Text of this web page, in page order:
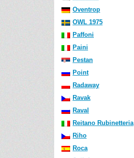
Oventrop
OWL 1975
Paffoni
Paini
Pestan
Point
Radaway
Ravak
Raval
Reitano Rubinetteria
Riho
Roca